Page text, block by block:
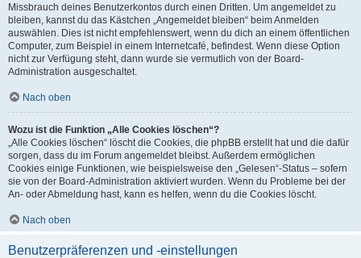
Missbrauch deines Benutzerkontos durch einen Dritten. Um angemeldet zu
bleiben, kannst du das Kästchen „Angemeldet bleiben“ beim Anmelden
auswählen. Dies ist nicht empfehlenswert, wenn du dich an einem öffentlichen
Computer, zum Beispiel in einem Internetcafé, befindest. Wenn diese Option
nicht zur Verfügung steht, dann wurde sie vermutlich von der Board-
Administration ausgeschaltet.
Nach oben
Wozu ist die Funktion „Alle Cookies löschen“?
„Alle Cookies löschen“ löscht die Cookies, die phpBB erstellt hat und die dafür
sorgen, dass du im Forum angemeldet bleibst. Außerdem ermöglichen
Cookies einige Funktionen, wie beispielsweise den „Gelesen“-Status – sofern
sie von der Board-Administration aktiviert wurden. Wenn du Probleme bei der
An- oder Abmeldung hast, kann es helfen, wenn du die Cookies löscht.
Nach oben
Benutzerpräferenzen und -einstellungen